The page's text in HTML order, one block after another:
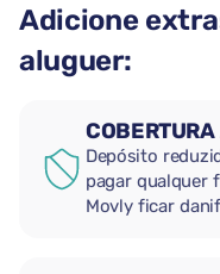
Adicione
aluguer:
Depósito
pagar qualquer
Movly ficar